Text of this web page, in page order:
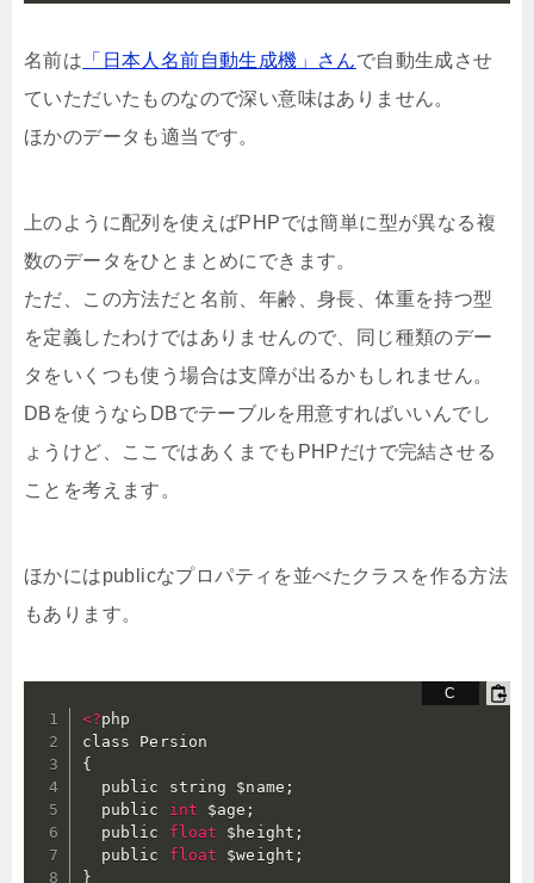
名前は 「日本人名前自動生成機」さんで自動生成させ
ていただいたものなので深い意味はありません。
ほかのデータも適当です。
上のように配列を使えばPHPでは簡単に型が異なる複
数のデータをひとまとめにできます。
ただ、この方法だと名前、年齢、身長、体重を持つ型
を定義したわけではありませんので、同じ種類のデー
タをいくつも使う場合は支障が出るかもしれません。
DBを使うならDBでテーブルを用意すればいいんでし
ょうけど、ここではあくまでもPHPだけで完結させる
ことを考えます。
ほかにはpublicなプロパティを並べたクラスを作る方法
もあります。
<?php
{
  public string $name
;
  public
int $age ;
  public
float $height ;
  public
float $weight ;
}